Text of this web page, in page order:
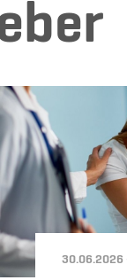
Datum:
30.06.2026